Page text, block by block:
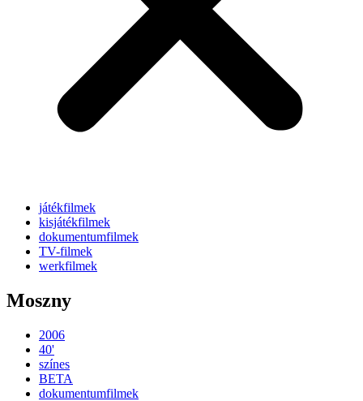
játékfilmek
kisjátékfilmek
dokumentumfilmek
TV-filmek
werkfilmek
Moszny
2006
40'
színes
BETA
dokumentumfilmek